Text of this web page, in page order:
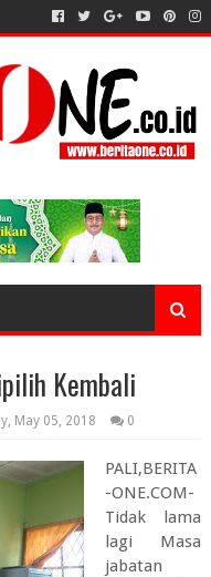
Kembali
May 05, 2018 0
PALI,BERITA
-ONE.COM-
Tidak lama
lagi Masa
jabatan